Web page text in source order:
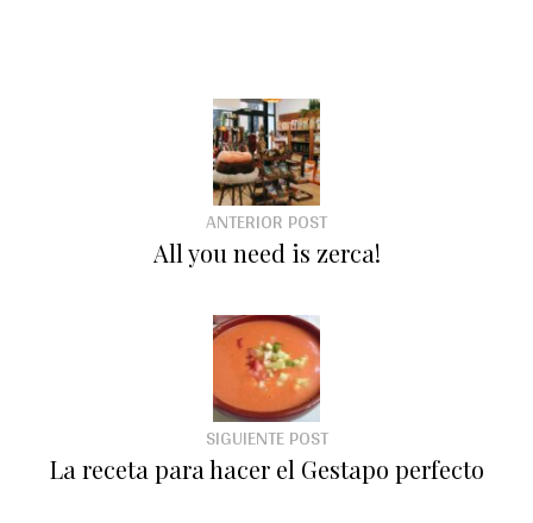
ANTERIOR POST
All you need is zerca!
SIGUIENTE POST
La receta para hacer el Gestapo perfecto